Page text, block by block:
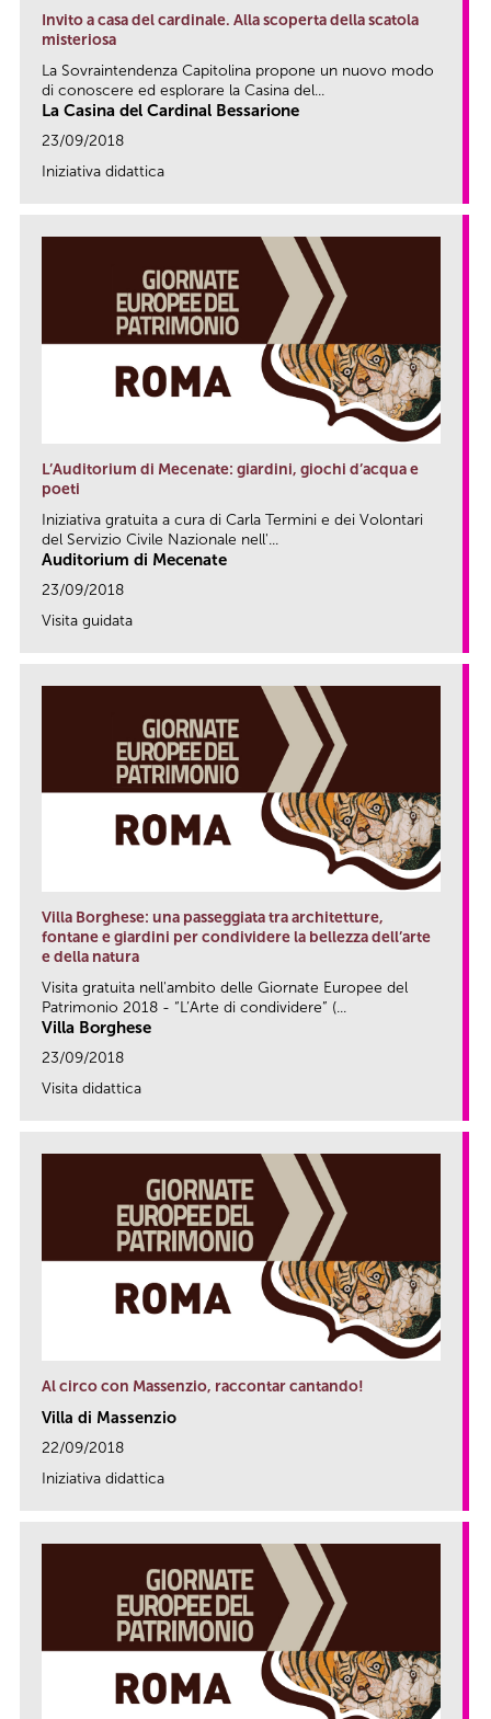
Invito a casa del cardinale. Alla scoperta della scatola
misteriosa
La Sovraintendenza Capitolina propone un nuovo modo
di conoscere ed esplorare la Casina del...
La Casina del Cardinal Bessarione
23/09/2018
Iniziativa didattica
L’Auditorium di Mecenate: giardini, giochi d’acqua e
poeti
Iniziativa gratuita a cura di Carla Termini e dei Volontari
del Servizio Civile Nazionale nell'...
Auditorium di Mecenate
23/09/2018
Visita guidata
Villa Borghese: una passeggiata tra architetture,
fontane e giardini per condividere la bellezza dell’arte
e della natura
Visita gratuita nell'ambito delle Giornate Europee del
Patrimonio 2018 - “L’Arte di condividere” (...
Villa Borghese
23/09/2018
Visita didattica
Al circo con Massenzio, raccontar cantando!
Villa di Massenzio
22/09/2018
Iniziativa didattica